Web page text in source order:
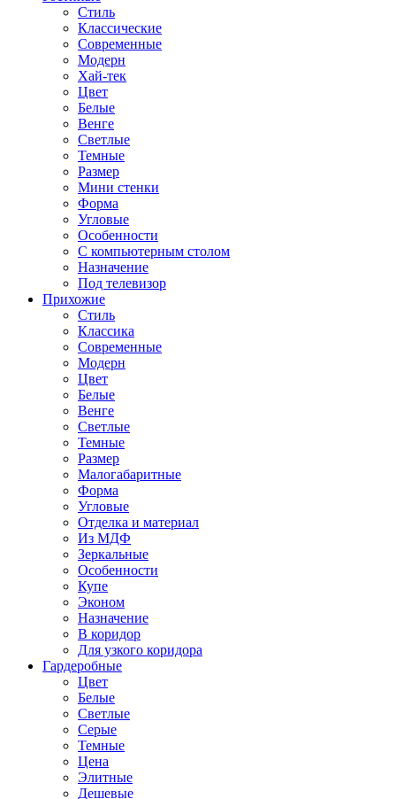
Стиль
Классические
Современные
Модерн
Хай-тек
Цвет
Белые
Венге
Светлые
Темные
Размер
Мини стенки
Форма
Угловые
Особенности
С компьютерным столом
Назначение
Под телевизор
Прихожие
Стиль
Классика
Современные
Модерн
Цвет
Белые
Венге
Светлые
Темные
Размер
Малогабаритные
Форма
Угловые
Отделка и материал
Из МДФ
Зеркальные
Особенности
Купе
Эконом
Назначение
В коридор
Для узкого коридора
Гардеробные
Цвет
Белые
Светлые
Серые
Темные
Цена
Элитные
Дешевые